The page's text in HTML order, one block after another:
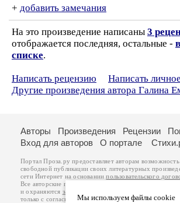
+ добавить замечания
На это произведение написаны 3
отображается последняя, остальные -
списке.
Написать рецензию
Написать
Другие произведения автора Галина
Мы используем файлы cookie
Авторы Произведения Рецензии
Вход для авторов
О портале
Портал Проза.ру предоставляет авторам возможность
свободной публикации своих литературных
сети Интернет на основаниипользовательского
Все авторские права на произведения принадлежат
и охраняются законом
. Перепечатка произведений
только с согласия его автора, к которому вы можете